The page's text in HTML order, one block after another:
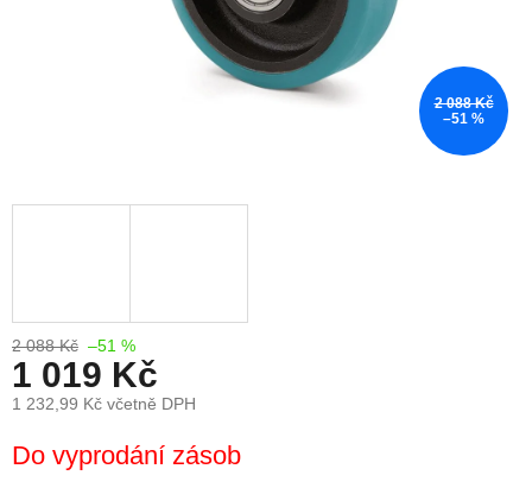
2 088 Kč
–51 %
2 088 Kč –51 %
1 019 Kč
1 232,99 Kč včetně DPH
cena:
Do vyprodání zásob